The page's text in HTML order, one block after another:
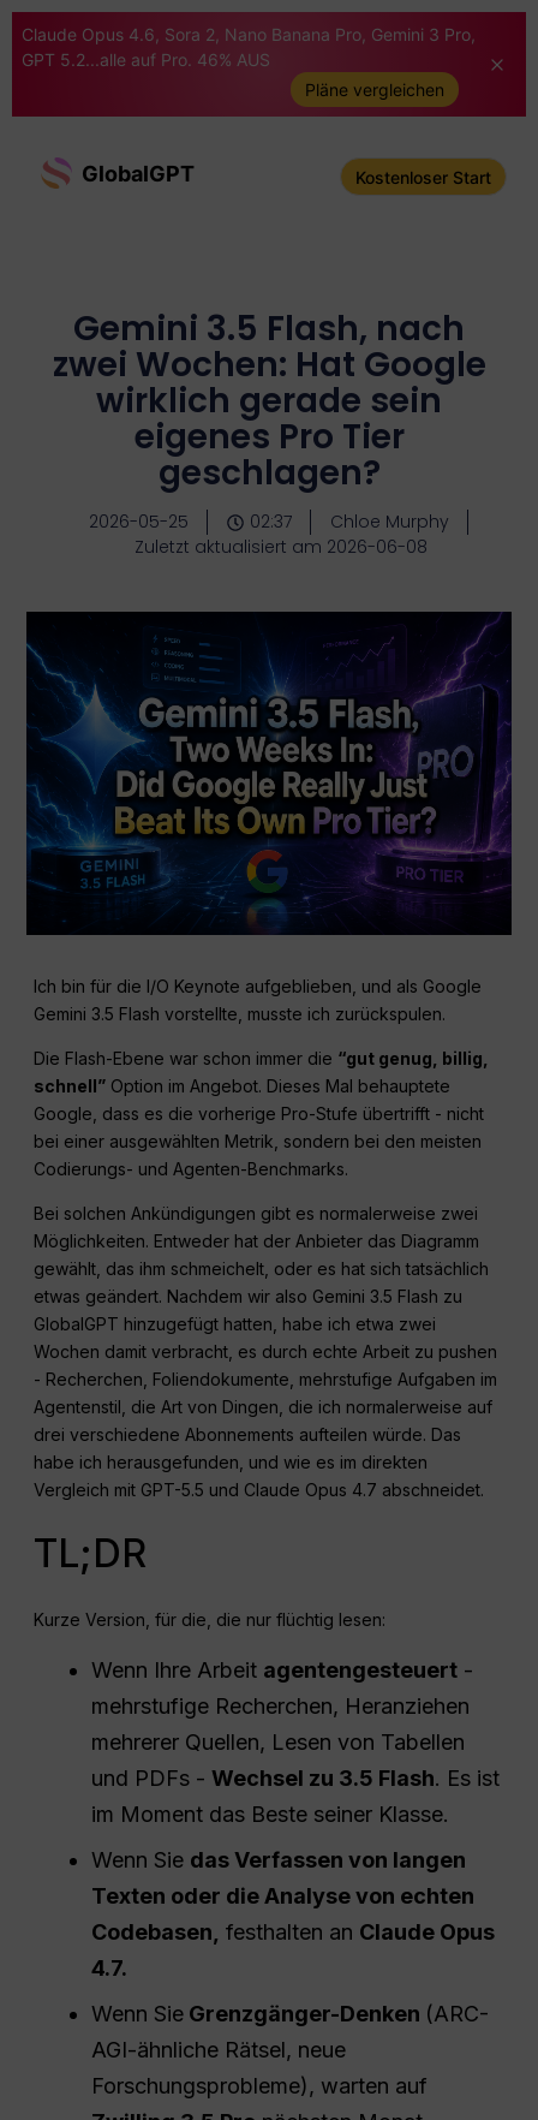
Claude Opus 4.6, Sora 2, Nano Banana Pro, Gemini 3 Pro,
GPT 5.2...alle auf Pro. 46% AUS
Pläne vergleichen
GlobalGPT Kostenloser Start
Gemini 3.5 Flash, nach
zwei Wochen: Hat Google
wirklich gerade sein
eigenes Pro Tier
geschlagen?
2026-05-25 02:37
Chloe Murphy
Zuletzt aktualisiert am 2026-06-08
Ich bin für die I/O Keynote aufgeblieben, und als Google
Gemini 3.5 Flash vorstellte, musste ich zurückspulen.
Die Flash-Ebene war schon immer die “gut genug, billig,
schnell” Option im Angebot. Dieses Mal behauptete
Google, dass es die vorherige Pro-Stufe übertrifft - nicht
bei einer ausgewählten Metrik, sondern bei den meisten
Codierungs- und Agenten-Benchmarks.
Bei solchen Ankündigungen gibt es normalerweise zwei
Möglichkeiten. Entweder hat der Anbieter das Diagramm
gewählt, das ihm schmeichelt, oder es hat sich tatsächlich
etwas geändert. Nachdem wir also Gemini 3.5 Flash zu
GlobalGPT hinzugefügt hatten, habe ich etwa zwei
Wochen damit verbracht, es durch echte Arbeit zu pushen
- Recherchen, Foliendokumente, mehrstufige Aufgaben im
Agentenstil, die Art von Dingen, die ich normalerweise auf
drei verschiedene Abonnements aufteilen würde. Das
habe ich herausgefunden, und wie es im direkten
Vergleich mit GPT-5.5 und Claude Opus 4.7 abschneidet.
TL;DR
Kurze Version, für die, die nur flüchtig lesen:
Wenn Ihre Arbeit agentengesteuert -
mehrstufige Recherchen, Heranziehen
mehrerer Quellen, Lesen von Tabellen
und PDFs -Wechsel zu 3.5 Flash. Es ist
im Moment das Beste seiner Klasse.
Wenn Sie das Verfassen von langen
Texten oder die Analyse von echten
Codebasen, festhalten an Claude Opus
4.7.
Wenn Sie Grenzgänger-Denken (ARC-
AGI-ähnliche Rätsel, neue
Forschungsprobleme), warten auf